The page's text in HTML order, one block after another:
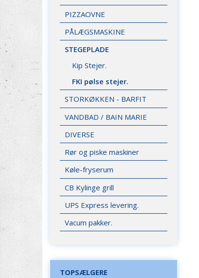
PIZZAOVNE
PÅLÆGSMASKINE
STEGEPLADE
Kip Stejer.
FKI pølse stejer.
STORKØKKEN - BARFIT
VANDBAD / BAIN MARIE
DIVERSE
Rør og piske maskiner
Køle-fryserum
CB Kylinge grill
UPS Express levering.
Vacum pakker.
TOPSÆLGERE